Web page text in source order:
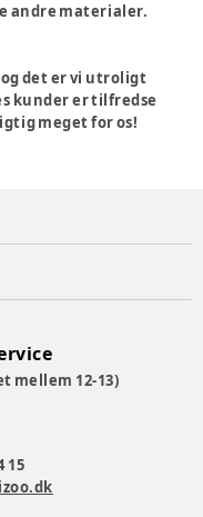
andre materialer.
og det er vi utroligt
kunder er tilfredse
meget for os!
mellem 12-13)
15